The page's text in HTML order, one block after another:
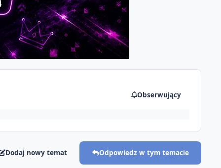
Obserwujący
Dodaj nowy temat Odpowiedz w tym temacie